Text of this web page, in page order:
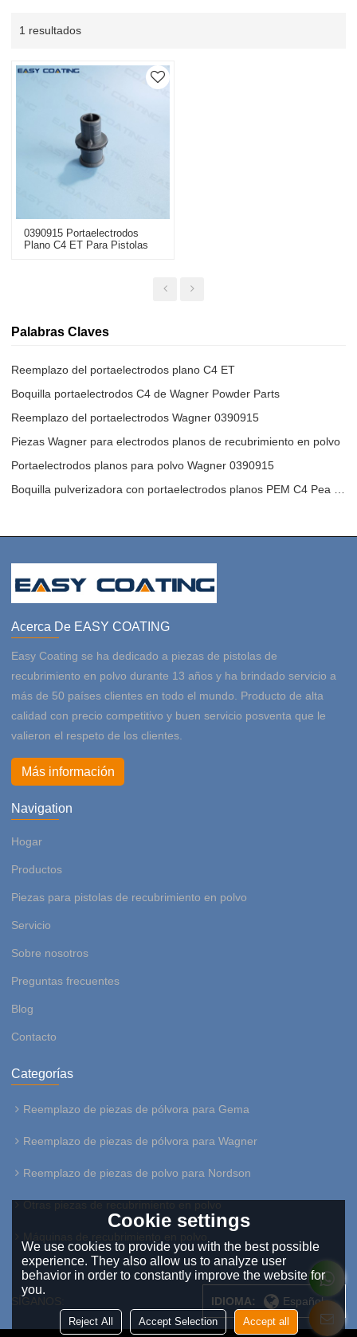
1 resultados
0390915 Portaelectrodos
Plano C4 ET Para Pistolas
Palabras Claves
Reemplazo del portaelectrodos plano C4 ET
Boquilla portaelectrodos C4 de Wagner Powder Parts
Reemplazo del portaelectrodos Wagner 0390915
Piezas Wagner para electrodos planos de recubrimiento en polvo
Portaelectrodos planos para polvo Wagner 0390915
Acerca De EASY COATING
Easy Coating se ha dedicado a piezas de pistolas de
recubrimiento en polvo durante 13 años y ha brindado servicio a
más de 50 países clientes en todo el mundo. Producto de alta
calidad con precio competitivo y buen servicio posventa que le
valieron el respeto de los clientes.
Más información
Navigation
Hogar
Productos
Piezas para pistolas de recubrimiento en polvo
Servicio
Sobre nosotros
Preguntas frecuentes
Blog
Contacto
Categorías
Reemplazo de piezas de pólvora para Gema
Reemplazo de piezas de pólvora para Wagner
Reemplazo de piezas de polvo para Nordson
Otras piezas de recubrimiento en polvo
SÍGANOS: IDIOMA: Español
Cookie settings
We use cookies to provide you with the best possible
experience. They also allow us to analyze user
behavior in order to constantly improve the website for
you.
Reject All Accept Selection Accept all